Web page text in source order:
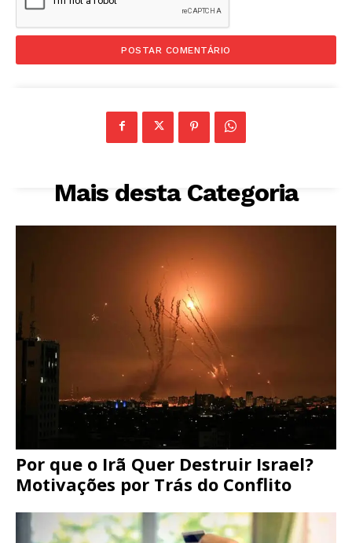
Mais desta Categoria
Por que o Irã Quer Destruir Israel?
Motivações por Trás do Conflito